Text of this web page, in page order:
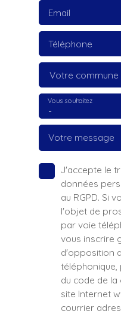
Email
Téléphone
Votre commune
-
Vous souhaitez
Votre message
J'accepte le
données
au RGPD. Si
l'objet de
par voie
vous inscrire
d'opposition
téléphonique,
du code de
site Internet
courrier